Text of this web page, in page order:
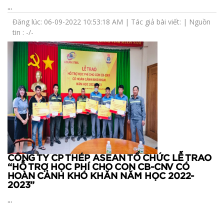
...
Đăng lúc: 06-09-2022 10:53:18 AM | Tác giả bài viết: | Nguồn
tin : -/-
CÔNG TY CP THÉP ASEAN TỔ CHỨC LỄ TRAO
“HỖ TRỢ HỌC PHÍ CHO CON CB-CNV CÓ
HOÀN CẢNH KHÓ KHĂN NĂM HỌC 2022-
2023”
...